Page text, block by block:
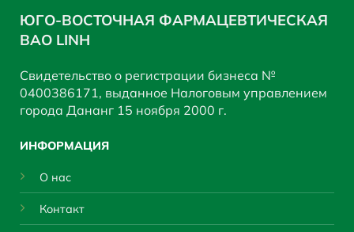
ЮГО-ВОСТОЧНАЯ ФАРМАЦЕВТИЧЕСКАЯ
BAO LINH
Свидетельство о регистрации бизнеса №
0400386171, выданное Налоговым управлением
города Дананг 15 ноября 2000 г.
ИНФОРМАЦИЯ
О нас
Контакт